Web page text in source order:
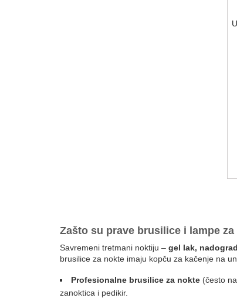
Zašto su prave brusilice i lampe
Savremeni tretmani noktiju – gel lak,
brusilice za nokte imaju kopču za kačenje na
Profesionalne brusilice za nokte (često
zanoktica i pedikir.